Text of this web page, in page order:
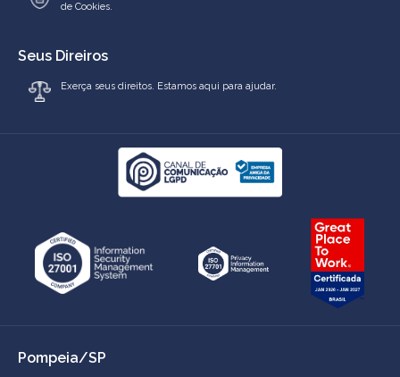
de Cookies.
Seus Direiros
Exerça seus direitos. Estamos aqui para ajudar.
Pompeia/SP